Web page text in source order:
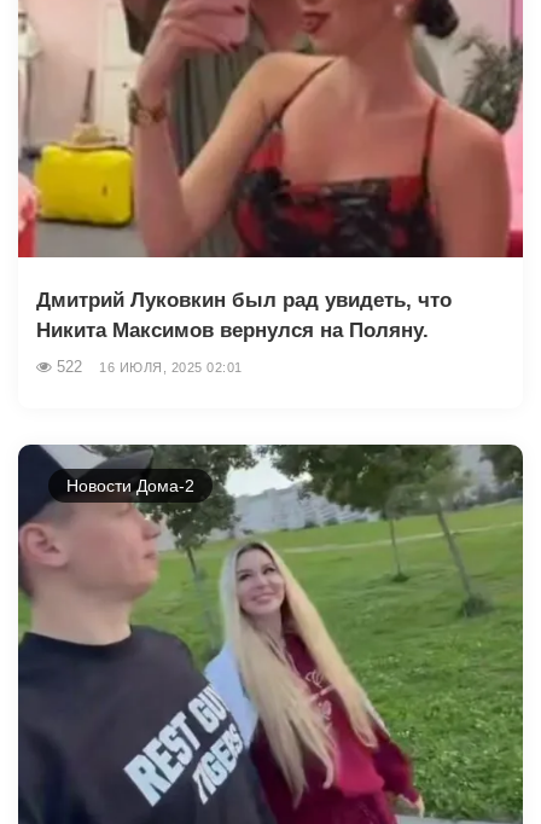
Дмитрий Луковкин был рад увидеть, что
Никита Максимов вернулся на Поляну.
522 16 ИЮЛЯ, 2025 02:01
Новости Дома-2